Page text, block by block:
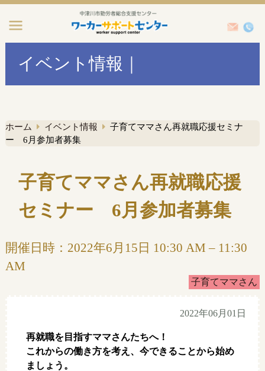
イベント情報｜
ホーム イベント情報
子育てママさん再就職応援セミナ
ー 6月参加者募集
子育てママさん再就職応援
セミナー 6月参加者募集
開催日時： 2022年6月15日 10:30 AM – 11:30
AM
子育てママさん
2022年06月01日
再就職を目指すママさんたちへ！
これからの働き方を考え、今できることから始め
ましょう。